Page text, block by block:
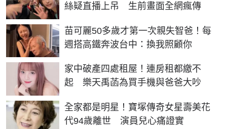
絲疑直播上吊 生前畫面全網瘋傳
苗可麗50多歲才第一次親失智爸！每
週搭高鐵奔波台中：換我照顧你
家中破產四處租屋！連房租都繳不
起 樂天禹菡為買手機與爸爸大吵
全家都是明星！寶塚傳奇女星壽美花
代94歲離世 演員兒心痛證實